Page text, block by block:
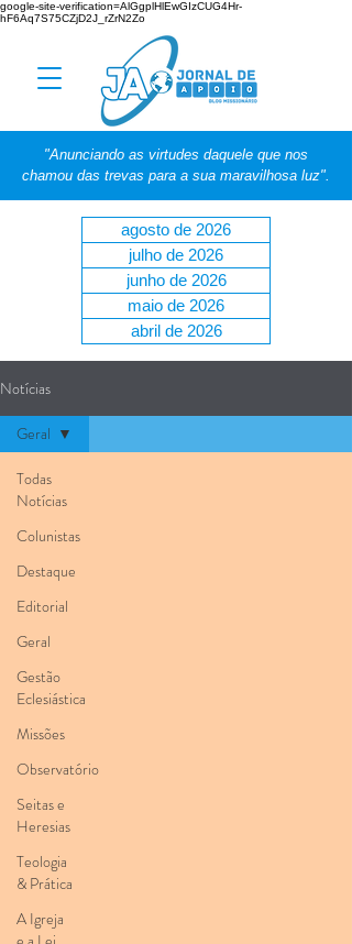
google-site-verification=AlGgplHlEwGIzCUG4Hr-
hF6Aq7S75CZjD2J_rZrN2Zo
"Anunciando as virtudes daquele que nos
chamou das trevas para a sua maravilhosa luz".
agosto de 2026
julho de 2026
junho de 2026
maio de 2026
abril de 2026
Notícias
Todas
Notícias
Colunistas
Destaque
Editorial
Geral
Gestão
Eclesiástica
Missões
Observatório
Seitas e
Heresias
Teologia
& Prática
A Igreja
Geral